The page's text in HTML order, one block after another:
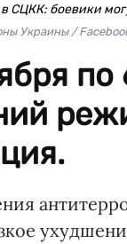
СЦКК: боевики
Украины /